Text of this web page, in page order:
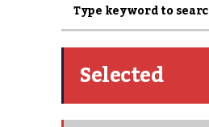
Selected